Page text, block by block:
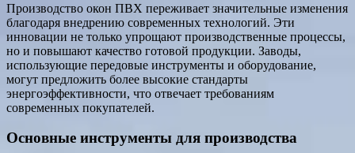
Производство окон ПВХ переживает значительные изменения
благодаря внедрению современных технологий. Эти
инновации не только упрощают производственные процессы,
но и повышают качество готовой продукции. Заводы,
использующие передовые инструменты и оборудование,
могут предложить более высокие стандарты
энергоэффективности, что отвечает требованиям
современных покупателей.
Основные инструменты для производства